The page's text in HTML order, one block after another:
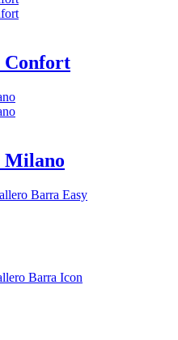
Confort
Milano